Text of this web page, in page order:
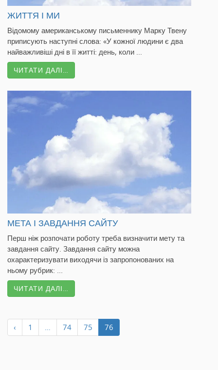
ЖИТТЯ І МИ
Відомому американському письменнику Марку Твену
приписують наступні слова: «У кожної людини є два
найважливіші дні в її житті: день, коли ...
ЧИТАТИ ДАЛІ…
МЕТА І ЗАВДАННЯ САЙТУ
Перш ніж розпочати роботу треба визначити мету та
завдання сайту. Завдання сайту можна
охарактеризувати виходячи із запропонованих на
ньому рубрик: ...
ЧИТАТИ ДАЛІ…
‹ 1 74 75 76